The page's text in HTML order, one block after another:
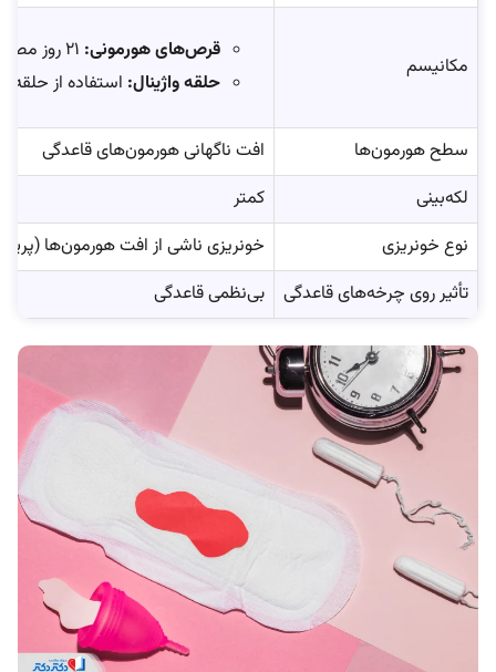
مکانیسم
قرص‌های هورمونی:
حلقه واژینال: استفاده از حلقه واژینال به‌مدت ۳ هفته متوالی و سپس ۱ هفته خارج کردن
سطح هورمون‌ها
افت ناگهانی هورمون‌های قاعدگی
لکه‌بینی
کمتر
نوع خونریزی
خونریزی ناشی از افت هورمون‌ها
تأثیر روی چرخه‌های قاعدگی
بی‌نظمی قاعدگی